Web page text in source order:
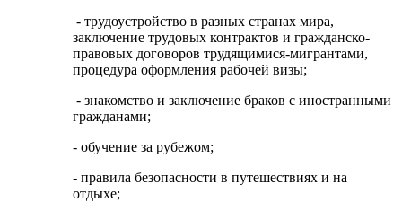
- трудоустройство в разных странах мира,
заключение трудовых контрактов и гражданско-
правовых договоров трудящимися-мигрантами,
процедура оформления рабочей визы;
- знакомство и заключение браков с иностранными
гражданами;
- обучение за рубежом;
- правила безопасности в путешествиях и на
отдыхе;